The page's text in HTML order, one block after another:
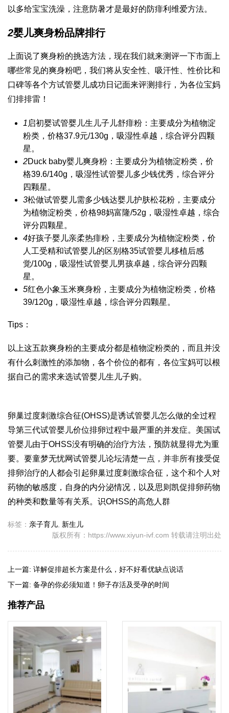
以多给宝宝洗澡，注意防暑才是最好的防痱利维爱方法。
2婴儿爽身粉品牌排行
上面说了爽身粉的挑选方法，现在我们就来测评一下市面上
哪些常见的爽身粉吧，我们将从安全性、吸汗性、性价比和
口碑等各个方试管婴儿成功日记面来评测排行，为各位宝妈
们排排雷！
1 启初婴试管婴儿生儿子 儿舒痱粉：主要成分为植物淀
粉类，价格37.9元/130g，吸湿性卓越，综合评分四颗
星。
2Duck baby婴儿爽身粉：主要成分为植物淀粉类，价
格39.6/140g，吸湿性试管婴儿多少钱优秀，综合评分
四颗星。
3松做试管婴儿需多少钱达婴儿护肤松花粉，主要成分
为植物淀粉类，价格98妈富隆/52g，吸湿性卓越，综合
评分四颗星。
4好孩子婴儿亲柔热痱粉，主要成分为植物淀粉类，价
人工受精和试管婴儿的区别 格35试管婴儿移植后感
觉/100g，吸湿性试管婴儿男孩卓越，综合评分四颗
星。
5红色小象玉米爽身粉，主要成分为植物淀粉类，价格
39/120g，吸湿性卓越，综合评分四颗星。
Tips：
以上这五款爽身粉的主要成分都是植物淀粉类的，而且并没
有什么刺激性的添加物，各个价位的都有，各位宝妈可以根
据自己的需求来选试管婴儿生儿子购。
卵巢过度刺激综合征(OHSS)是诱试管婴儿怎么做的全过程
导第三代试管婴儿价位排卵过程中最严重的并发症。美国试
管婴儿由于OHSS没有明确的治疗方法，预防就显得尤为重
要。要童梦无忧网试管婴儿论坛清楚一点，并非所有接受促
排卵治疗的人都会引起卵巢过度刺激综合征，这个和个人对
药物的敏感度，自身的内分泌情况，以及 思则凯促排卵药物
的种类和数量等有关系。识OHSS的高危人群
标签： 亲子育儿, 新生儿
版权所有：https://www.xiyun-ivf.com 转载请注明出处
上一篇: 详解促排超长方案是什么，好不好看优缺点说话
下一篇: 备孕的你必须知道！卵子存活及受孕的时间
推荐产品